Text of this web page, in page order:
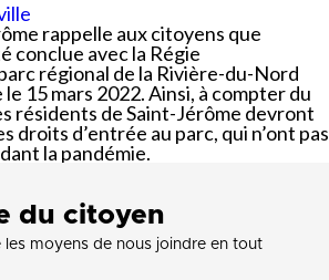
rappelle aux citoyens que
conclue avec la Régie
régional de la Rivière-du-Nord
15 mars 2022. Ainsi, à compter du
résidents de Saint-Jérôme devront
droits d’entrée au parc, qui n’ont pas
la pandémie.
du citoyen
les moyens de nous joindre en tout